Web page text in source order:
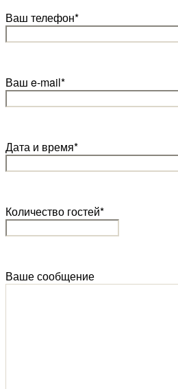
Ваш телефон*
Ваш e-mail*
Дата и время*
Количество гостей*
Ваше сообщение